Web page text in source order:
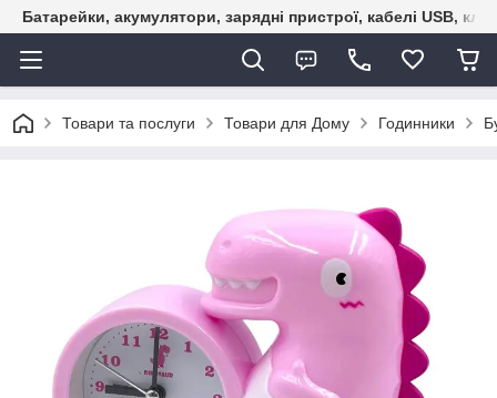
Батарейки, акумулятори, зарядні пристрої, кабелі USB,
Товари та послуги Товари для Дому Годинники